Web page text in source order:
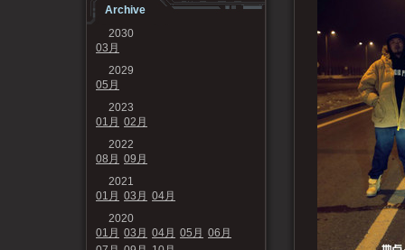
Archive
2030
03月
2029
05月
2023
01月 02月
2022
08月 09月
2021
01月 03月 04月
2020
01月 03月 04月 05月 06月